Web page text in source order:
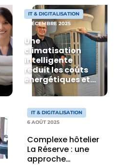
IT & DIGITALISATION
1 DÉCEMBRE 2025
Une
climatisation
intelligente
réduit les coûts
énergétiques et
améliore
l’expérience
client
IT & DIGITALISATION
6 AOÛT 2025
Complexe hôtelier
La Réserve : une
approche